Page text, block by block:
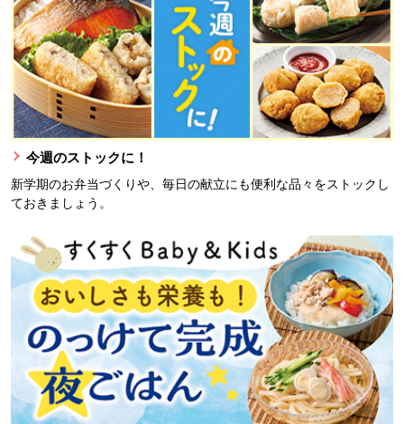
今週のストックに！
新学期のお弁当づくりや、毎日の献立にも便利な品々をストックし
ておきましょう。